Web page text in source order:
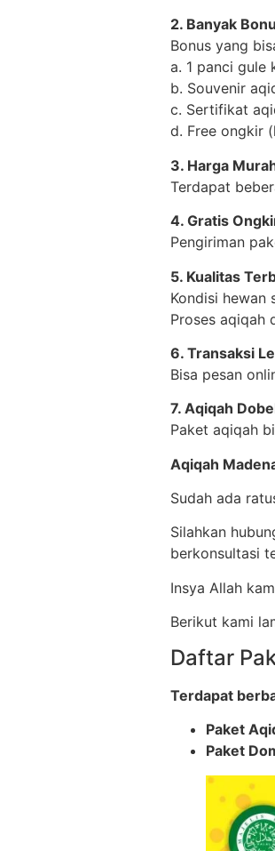
2. Banyak
Bonus yang
a. 1 panci gule
b. Souvenir
c. Sertifikat
d. Free ongkir
3. Harga
Terdapat
4. Gratis
Pengiriman
5. Kualitas
Kondisi hewan
Proses aqiqah
6. Transaksi
Bisa pesan
7. Aqiqah
Paket aqiqah
Aqiqah
Sudah ada
Silahkan
berkonsultasi
Insya Allah
Berikut kami
Daftar
Terdapat
Paket
Paket